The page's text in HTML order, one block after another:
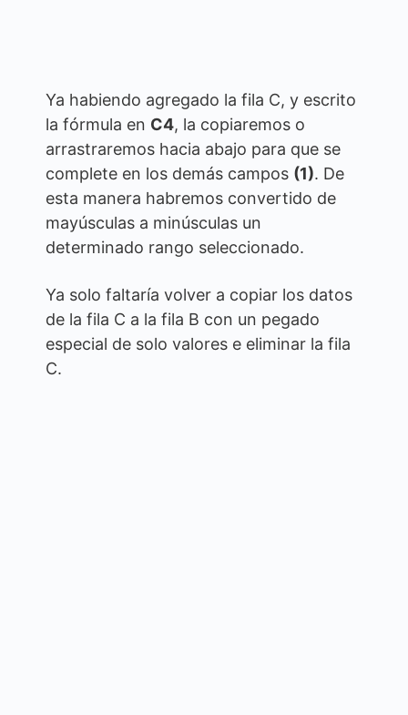
Ya habiendo agregado la fila C, y escrito
la fórmula en C4, la copiaremos o
arrastraremos hacia abajo para que se
complete en los demás campos (1). De
esta manera habremos convertido de
mayúsculas a minúsculas un
determinado rango seleccionado.
Ya solo faltaría volver a copiar los datos
de la fila C a la fila B con un pegado
especial de solo valores e eliminar la fila
C.